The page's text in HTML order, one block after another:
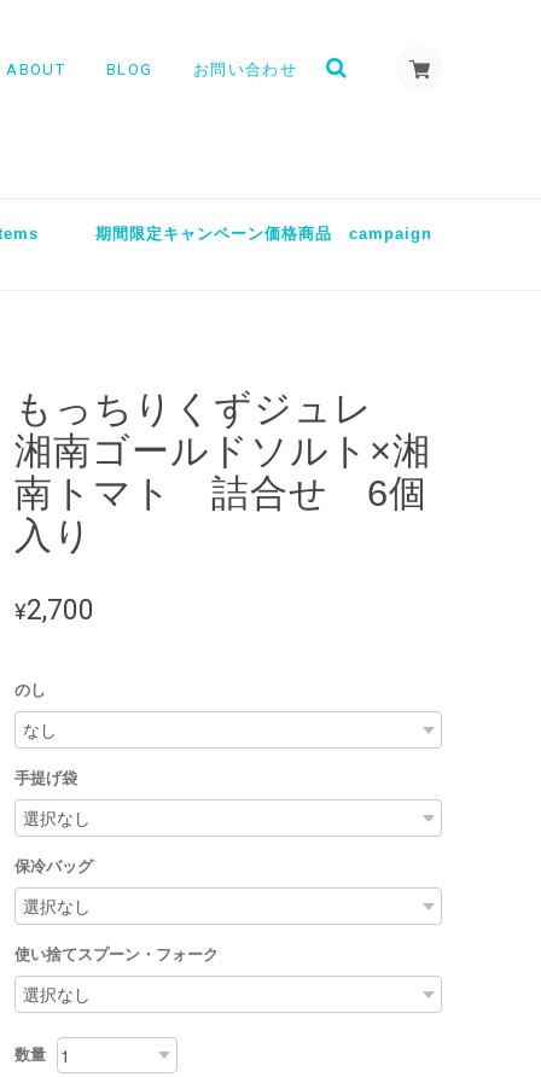
ABOUT BLOG お問い合わせ
期間限定キャンペーン価格商品 campaign
もっちりくずジュレ
湘南ゴールドソルト×湘
南トマト 詰合せ 6個
入り
¥2,700
のし
手提げ袋
保冷バッグ
使い捨てスプーン・フォーク
数量